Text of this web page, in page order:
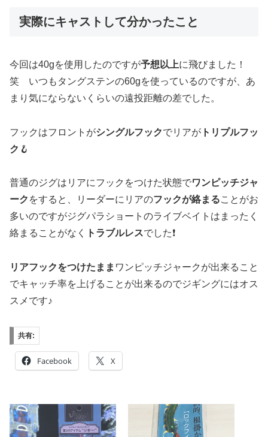
実際にキャストして分かったこと
今回は40gを使用したのですが予想以上に飛びました！
笑 いつもタングステンの60gを使っているのですが、あ
まり気にならないくらいの遠投距離の差でした。
フックはフロントがシングルフックでリアが トリプルフッ
ク 🪝
普通のジグはリアにフックをつけた状態でワンピッチジャ
ーク をすると、リーダーにリアのフックが絡まることがお
多いのですがジグパラショートのライブベイトはまったく
絡まることがなく
トラブルレスでした❗️
リアフックをつけたまま ワンピッチジャークが出来ること
でキャッチ率を上げることが出来るのでジギングにはオス
スメです♪
共有:
Facebook X